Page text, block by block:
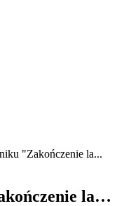
"Zakończenie la...
la…